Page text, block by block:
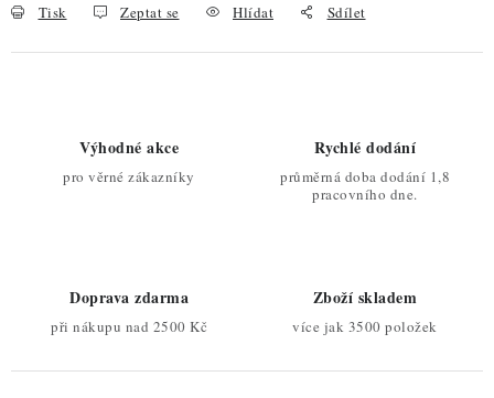
Tisk Zeptat se Hlídat Sdílet
Výhodné akce
pro věrné zákazníky
Rychlé dodání
průměrná doba dodání 1,8
pracovního dne.
Doprava zdarma
při nákupu nad 2500 Kč
Zboží skladem
více jak 3500 položek